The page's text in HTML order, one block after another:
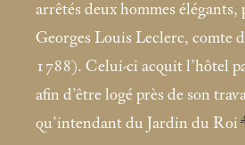
arrêtés deux hommes
Georges Louis Leclerc, comte
1788). Celui-ci acquit l’hôtel
afin d’être logé près de son
qu’intendant du Jardin du Roi